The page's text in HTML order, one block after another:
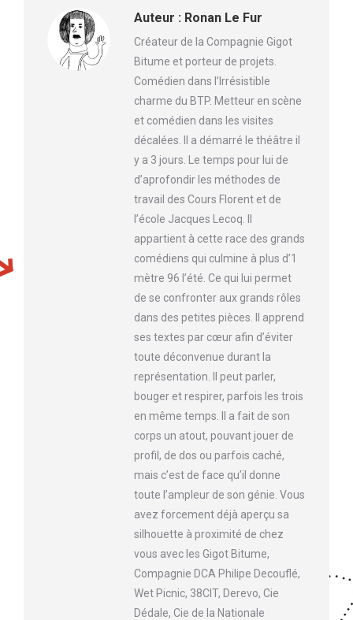
Auteur : Ronan Le Fur
Créateur de la Compagnie Gigot
Bitume et porteur de projets.
Comédien dans l’Irrésistible
charme du BTP. Metteur en scène
et comédien dans les visites
décalées. Il a démarré le théâtre il
y a 3 jours. Le temps pour lui de
d’aprofondir les méthodes de
travail des Cours Florent et de
l’école Jacques Lecoq. Il
appartient à cette race des grands
comédiens qui culmine à plus d’1
mètre 96 l’été. Ce qui lui permet
de se confronter aux grands rôles
dans des petites pièces. Il apprend
ses textes par cœur afin d’éviter
toute déconvenue durant la
représentation. Il peut parler,
bouger et respirer, parfois les trois
en même temps. Il a fait de son
corps un atout, pouvant jouer de
profil, de dos ou parfois caché,
mais c’est de face qu’il donne
toute l’ampleur de son génie. Vous
avez forcement déjà aperçu sa
silhouette à proximité de chez
vous avec les Gigot Bitume,
Compagnie DCA Philipe Decouflé,
Wet Picnic, 38CIT, Derevo, Cie
Dédale, Cie de la Nationale